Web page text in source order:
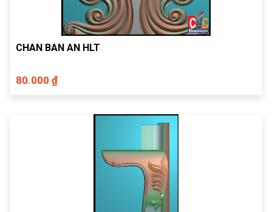
CHAN BAN AN HLT
80.000 ₫